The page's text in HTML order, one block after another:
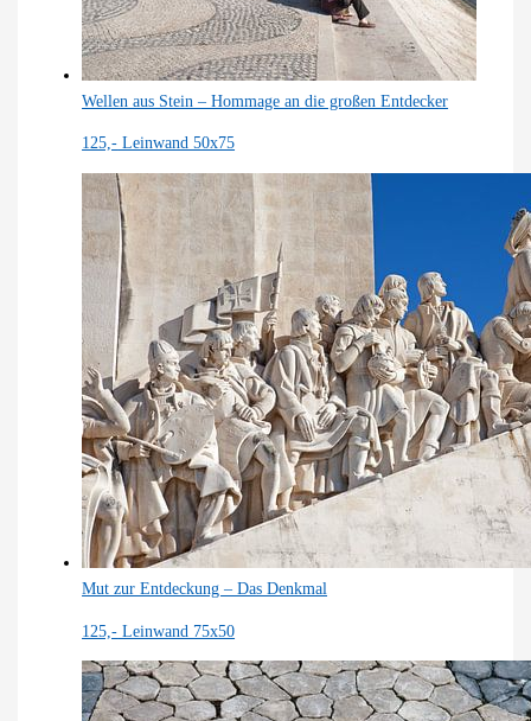
Wellen aus Stein – Hommage an die großen Entdecker
125,- Leinwand 50x75
Mut zur Entdeckung – Das Denkmal
125,- Leinwand 75x50